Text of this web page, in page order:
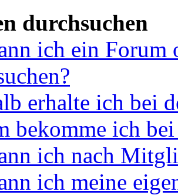
durchsuchen
ich ein Forum
erhalte ich bei
bekomme ich
ich nach
ich meine